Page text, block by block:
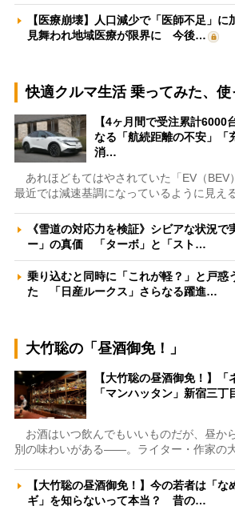
【医療崩壊】人口減少で「医師不足」に
見舞われ地域医療が限界に 今後…
快適クルマ生活 乗ってみた、使
【4ヶ月間で受注累計6000
なる「航続距離の不安」「
消…
あれほどもてはやされていた「EV（BEV
最近では減速基調になっているように見え
《雪道の対応力を検証》シビアな状況で
ー」の真価 「ターボ」と「スト…
乗り込むと同時に「これが軽？」と戸惑
た 「日産ルークス」さらなる躍進…
大竹聡の「昼酒御免！」
【大竹聡の昼酒御免！】「
「マンハッタン」新宿三
お酒はいつ飲んでもいいものだが、昼か
別の味わいがある――。ライター・作家の
【大竹聡の昼酒御免！】今の若者は「な
ギ」を知らないって本当？ 昔の…